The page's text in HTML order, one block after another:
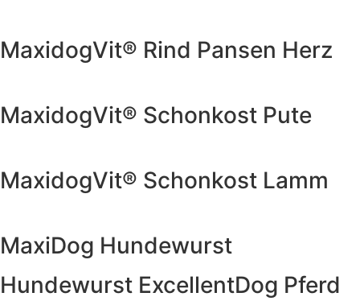
MaxidogVit® Rind Pansen Herz
MaxidogVit® Schonkost Pute
MaxidogVit® Schonkost Lamm
MaxiDog Hundewurst
Hundewurst ExcellentDog Pferd